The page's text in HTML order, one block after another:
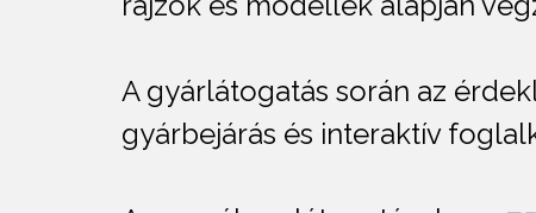
A gyárlátogatás során az
gyárbejárás és interaktív